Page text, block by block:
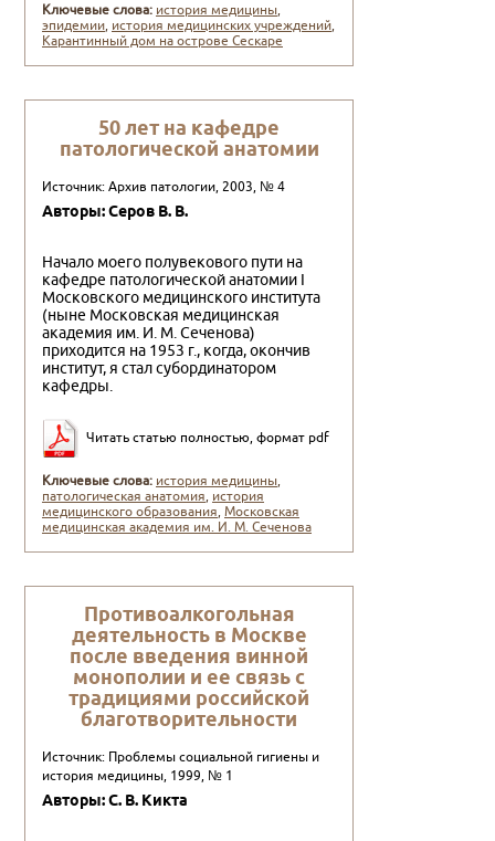
Ключевые слова: история медицины,
эпидемии, история медицинских учреждений,
Карантинный дом на острове Сескаре
50 лет на кафедре
патологической анатомии
Источник: Архив патологии, 2003, № 4
Авторы: Серов В. В.
Начало моего полувекового пути на
кафедре патологической анатомии I
Московского медицинского института
(ныне Московская медицинская
академия им. И. М. Сеченова)
приходится на 1953 г., когда, окончив
институт, я стал субординатором
кафедры.
Читать статью полностью, формат pdf
Ключевые слова: история медицины,
патологическая анатомия, история
медицинского образования,Московская
медицинская академия им. И. М. Сеченова
Противоалкогольная
деятельность в Москве
после введения винной
монополии и ее связь с
традициями российской
благотворительности
Источник: Проблемы социальной гигиены и
история медицины, 1999, № 1
Авторы: С. В. Кикта